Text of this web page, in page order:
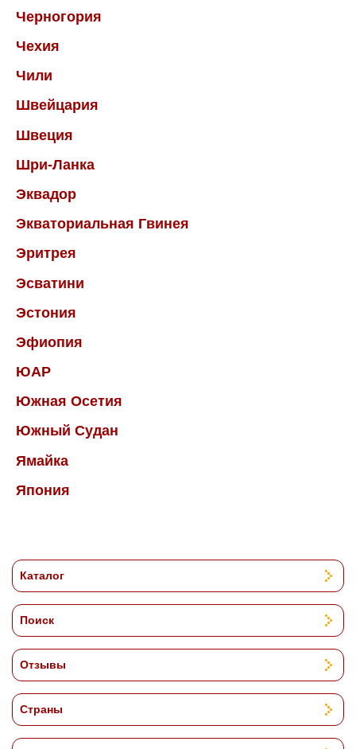
Черногория
Чехия
Чили
Швейцария
Швеция
Шри-Ланка
Эквадор
Экваториальная Гвинея
Эритрея
Эсватини
Эстония
Эфиопия
ЮАР
Южная Осетия
Южный Судан
Ямайка
Япония
Каталог
Поиск
Отзывы
Страны